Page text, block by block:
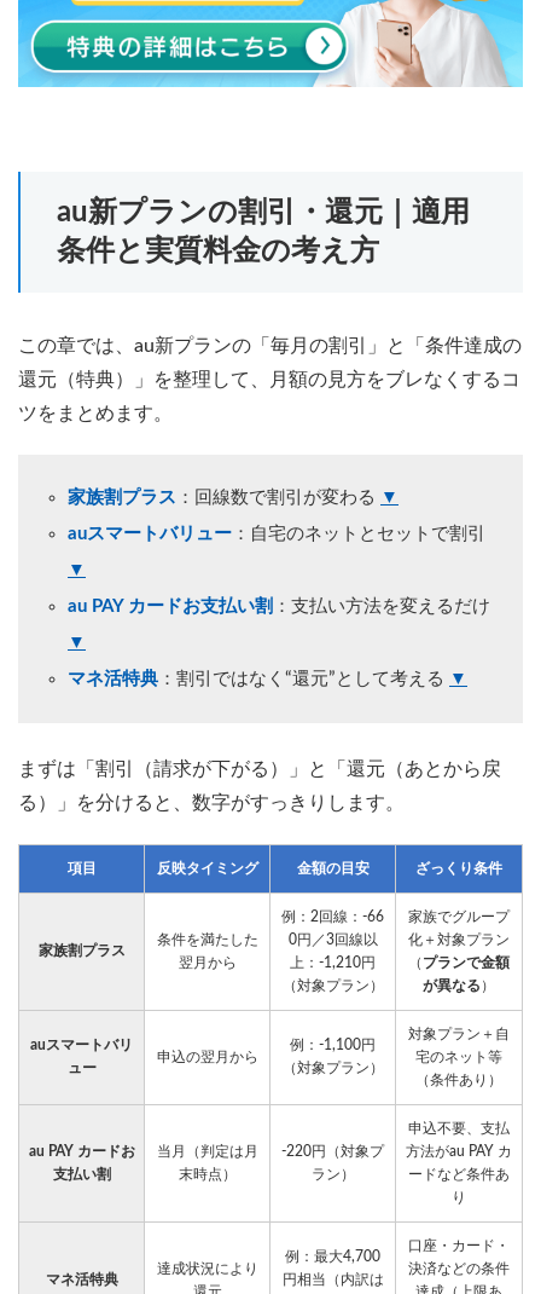
au新プランの割引・還元｜適用
条件と実質料金の考え方
この章では、au新プランの「毎月の割引」と「条件達成の
還元（特典）」を整理して、月額の見方をブレなくするコ
ツをまとめます。
家族割プラス ：回線数で割引が変わる ▼
auスマートバリュー ：自宅のネットとセットで割引
▼
au PAY カードお支払い割 ：支払い方法を変えるだけ
▼
マネ活特典 ：割引ではなく“還元”として考える ▼
まずは「割引（請求が下がる）」と「還元（あとから戻
る）」を分けると、数字がすっきりします。
項目 反映タイミング 金額の目安 ざっくり条件
家族割プラス
条件を満たした
翌月から
例：2回線：-66
0円／3回線以
上：-1,210円
（対象プラン）
家族でグループ
化＋対象プラン
（ プランで金額
が異なる ）
auスマートバリ
ュー
申込の翌月から
例：-1,100円
（対象プラン）
対象プラン＋自
宅のネット等
（条件あり）
au PAY カードお
支払い割
当月（判定は月
末時点）
-220円（対象プ
ラン）
申込不要、支払
方法がau PAY カ
ードなど条件あ
り
マネ活特典
達成状況により
還元
例：最大4,700
円相当（内訳は
口座・カード・
決済などの条件
達成（上限あ